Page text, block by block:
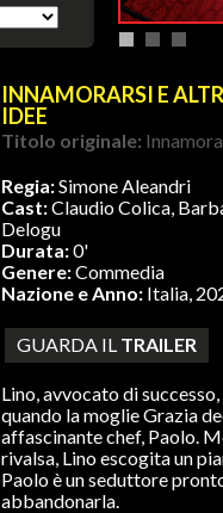
INNAMORARSI E
IDEE
Titolo originale:
Regia:Simone Aleandri
Cast:Claudio Colica,
Delogu
Durata:0'
Genere:Commedia
Nazione e Anno: Italia,
GUARDA IL TRAILER
Lino, avvocato di
quando la moglie Grazia
affascinante chef, Paolo.
rivalsa, Lino escogita un
Paolo è un seduttore
abbandonarla.